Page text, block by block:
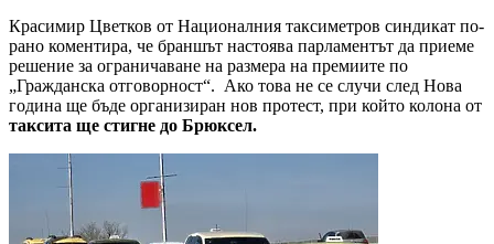
Красимир Цветков от Националния таксиметров синдикат по-
рано коментира, че браншът настоява парламентът да приеме
решение за ограничаване на размера на премиите по
„Гражданска отговорност“. Ако това не се случи след Нова
година ще бъде организиран нов протест, при който колона от
таксита ще стигне до Брюксел.